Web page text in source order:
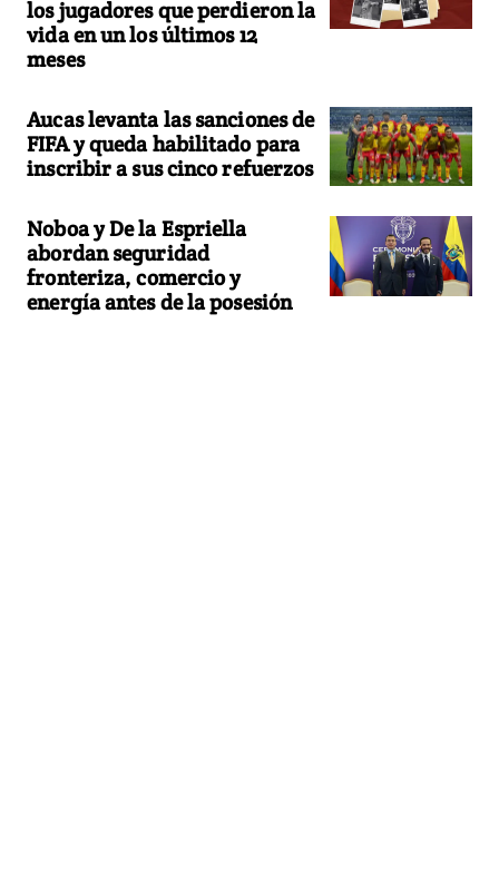
los jugadores que perdieron la
vida en un los últimos 12
meses
Aucas levanta las sanciones de
FIFA y queda habilitado para
inscribir a sus cinco refuerzos
Noboa y De la Espriella
abordan seguridad
fronteriza, comercio y
energía antes de la posesión